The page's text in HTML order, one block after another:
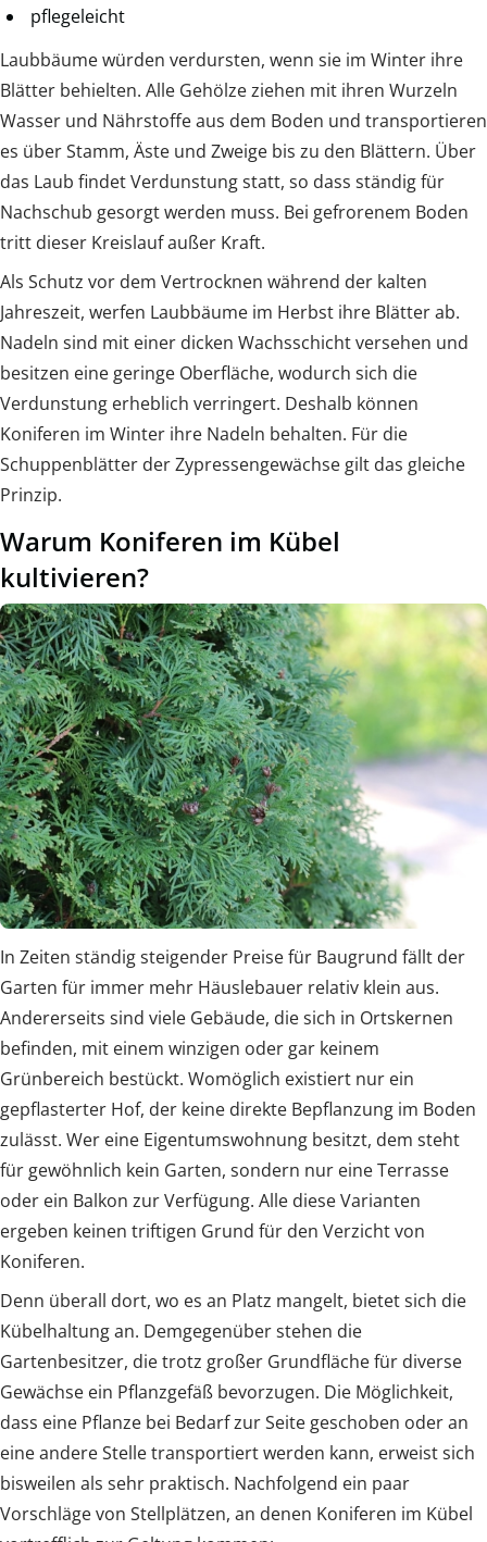
pflegeleicht
Laubbäume würden verdursten, wenn sie im Winter ihre
Blätter behielten. Alle Gehölze ziehen mit ihren Wurzeln
Wasser und Nährstoffe aus dem Boden und transportieren
es über Stamm, Äste und Zweige bis zu den Blättern. Über
das Laub findet Verdunstung statt, so dass ständig für
Nachschub gesorgt werden muss. Bei gefrorenem Boden
tritt dieser Kreislauf außer Kraft.
Als Schutz vor dem Vertrocknen während der kalten
Jahreszeit, werfen Laubbäume im Herbst ihre Blätter ab.
Nadeln sind mit einer dicken Wachsschicht versehen und
besitzen eine geringe Oberfläche, wodurch sich die
Verdunstung erheblich verringert. Deshalb können
Koniferen im Winter ihre Nadeln behalten. Für die
Schuppenblätter der Zypressengewächse gilt das gleiche
Prinzip.
Warum Koniferen im Kübel
kultivieren?
In Zeiten ständig steigender Preise für Baugrund fällt der
Garten für immer mehr Häuslebauer relativ klein aus.
Andererseits sind viele Gebäude, die sich in Ortskernen
befinden, mit einem winzigen oder gar keinem
Grünbereich bestückt. Womöglich existiert nur ein
gepflasterter Hof, der keine direkte Bepflanzung im Boden
zulässt. Wer eine Eigentumswohnung besitzt, dem steht
für gewöhnlich kein Garten, sondern nur eine Terrasse
oder ein Balkon zur Verfügung. Alle diese Varianten
ergeben keinen triftigen Grund für den Verzicht von
Koniferen.
Denn überall dort, wo es an Platz mangelt, bietet sich die
Kübelhaltung an. Demgegenüber stehen die
Gartenbesitzer, die trotz großer Grundfläche für diverse
Gewächse ein Pflanzgefäß bevorzugen. Die Möglichkeit,
dass eine Pflanze bei Bedarf zur Seite geschoben oder an
eine andere Stelle transportiert werden kann, erweist sich
bisweilen als sehr praktisch. Nachfolgend ein paar
Vorschläge von Stellplätzen, an denen Koniferen im Kübel